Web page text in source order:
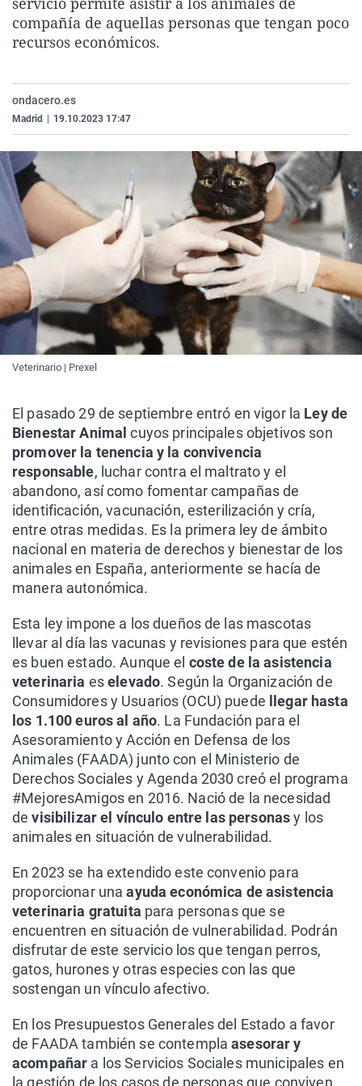
La rosa de los vientos
Caso
Extremadura
Virales
compañía de aquellas personas que tengan poco
recursos económicos.
ondacero.es
Madrid 19.10.2023 17:47
Veterinario | Prexel
El pasado 29 de septiembre entró en vigor la Ley de
Bienestar Animalcuyos principales objetivos son
promover la tenencia y la convivencia
responsable, luchar contra el maltrato y el
abandono, así como fomentar campañas de
identificación, vacunación, esterilización y cría,
entre otras medidas. Es la primera ley de ámbito
nacional en materia de derechos y bienestar de los
animales en España, anteriormente se hacía de
manera autonómica.
Esta ley impone a los dueños de las mascotas
llevar al día las vacunas y revisiones para que estén
es buen estado. Aunque el coste de la asistencia
veterinaria eselevado. Según la Organización de
Consumidores y Usuarios (OCU) puede
llegar hasta
los 1.100 euros al año. La Fundación para el
Asesoramiento y Acción en Defensa de los
Animales (FAADA) junto con el Ministerio de
Derechos Sociales y Agenda 2030 creó el programa
#MejoresAmigos en 2016. Nació de la necesidad
devisibilizar el vínculo entre las personasy los
animales en situación de vulnerabilidad.
En 2023 se ha extendido este convenio para
proporcionar unaayuda económica de asistencia
veterinaria gratuita para personas que se
encuentren en situación de vulnerabilidad. Podrán
disfrutar de este servicio los que tengan perros,
gatos, hurones y otras especies con las que
sostengan un vínculo afectivo.
En los Presupuestos Generales del Estado a favor
de FAADA también se contemplaasesorar y
acompañar a los Servicios Sociales municipales en
la gestión de los casos de personas que conviven